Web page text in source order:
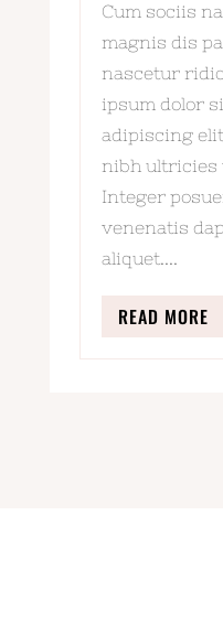
Cum sociis
magnis dis
nascetur
ipsum dolor
adipiscing
nibh ultricies
Integer
venenatis
aliquet....
READ MORE